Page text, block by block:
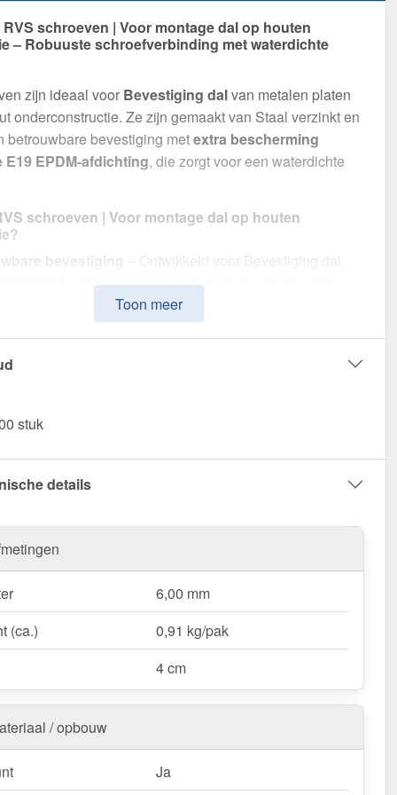
schroeven | Voor montage dal op houten
– Robuuste schroefverbinding met waterdichte
zijn ideaal voor Bevestiging dalvan metalen platen
onderconstructie. Ze zijn gemaakt van Staal verzinkt en
betrouwbare bevestiging metextra bescherming
E19 EPDM-afdichting, die zorgt voor een waterdichte
schroeven | Voor montage dal op houten
bevestiging
– Ontwikkeld voor Bevestiging dal.
– Staal verzinkt, voor optimale bescherming.
– Met E19 EPDM-afdichting voor
bescherming.
Ja
RVS schroeven | Voor montage dal op houten
Voor aluminium platen mogen alleen roestvrijstalen
Toon meer
stuk
details
6,00 mm
(ca.)
0,91 kg/pak
4 cm
/ opbouw
Ja